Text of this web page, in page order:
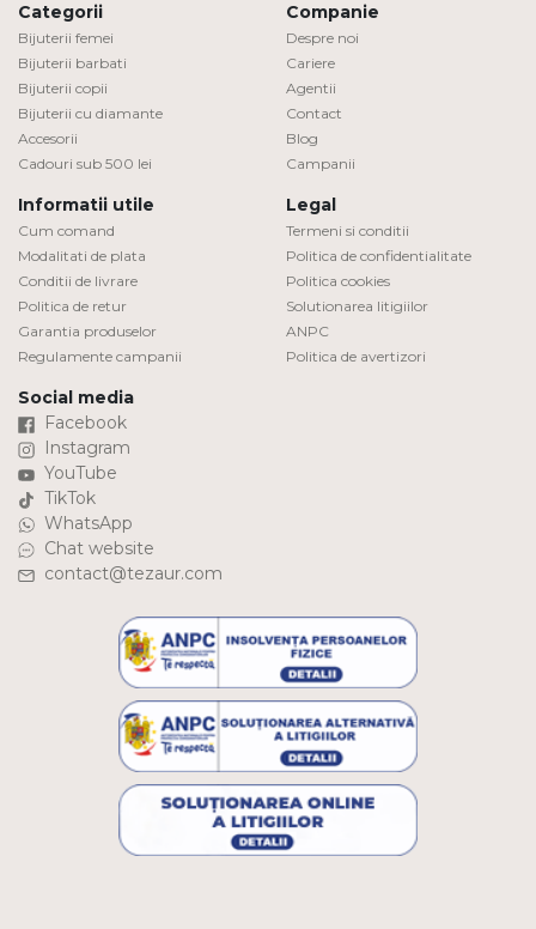
Categorii
Bijuterii femei
Bijuterii barbati
Bijuterii copii
Bijuterii cu diamante
Accesorii
Cadouri sub 500 lei
Companie
Despre noi
Cariere
Agentii
Contact
Blog
Campanii
Informatii utile
Cum comand
Modalitati de plata
Conditii de livrare
Politica de retur
Garantia produselor
Regulamente campanii
Legal
Termeni si conditii
Politica de confidentialitate
Politica cookies
Solutionarea litigiilor
ANPC
Politica de avertizori
Social media
Facebook
Instagram
YouTube
TikTok
WhatsApp
Chat website
contact@tezaur.com